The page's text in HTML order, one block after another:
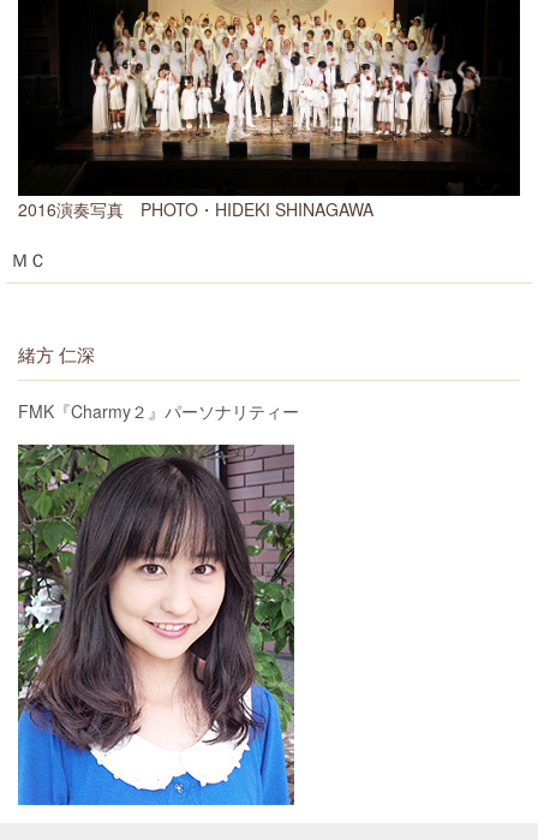
2016演奏写真 PHOTO・HIDEKI SHINAGAWA
ＭＣ
緒方 仁深
FMK『Charmy２』パーソナリティー